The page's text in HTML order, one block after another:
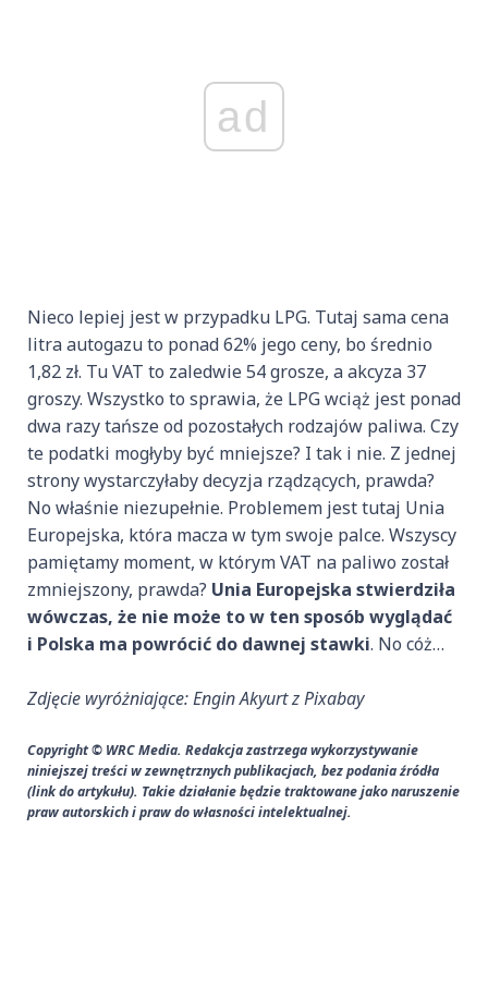
ad
Nieco lepiej jest w przypadku LPG. Tutaj sama cena
litra autogazu to ponad 62% jego ceny, bo średnio
1,82 zł. Tu VAT to zaledwie 54 grosze, a akcyza 37
groszy. Wszystko to sprawia, że LPG wciąż jest ponad
dwa razy tańsze od pozostałych rodzajów paliwa. Czy
te podatki mogłyby być mniejsze? I tak i nie. Z jednej
strony wystarczyłaby decyzja rządzących, prawda?
No właśnie niezupełnie. Problemem jest tutaj Unia
Europejska, która macza w tym swoje palce. Wszyscy
pamiętamy moment, w którym VAT na paliwo został
zmniejszony, prawda? Unia Europejska stwierdziła
wówczas, że nie może to w ten sposób wyglądać
i Polska ma powrócić do dawnej stawki. No cóż…
Zdjęcie wyróżniające: Engin Akyurt z Pixabay
Copyright © WRC Media. Redakcja zastrzega wykorzystywanie
niniejszej treści w zewnętrznych publikacjach, bez podania źródła
(link do artykułu). Takie działanie będzie traktowane jako naruszenie
praw autorskich i praw do własności intelektualnej.